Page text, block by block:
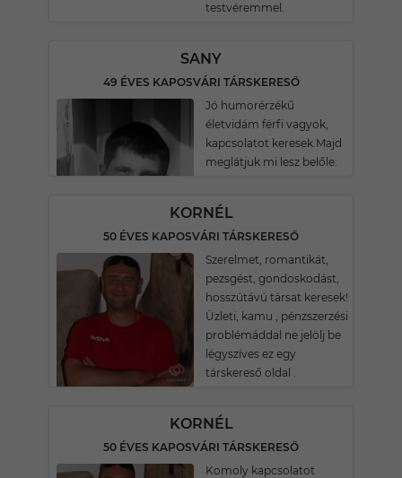
testvéremmel.
SANY
49 ÉVES KAPOSVÁRI TÁRSKERESŐ
Jó humorérzékű
életvidám férfi vagyok,
kapcsolatot keresek.Majd
meglátjuk mi lesz belőle.
KORNÉL
50 ÉVES KAPOSVÁRI TÁRSKERESŐ
Szerelmet, romantikát,
pezsgést, gondoskodást,
hosszútávú társat keresek!
Üzleti, kamu , pénzszerzési
problémáddal ne jelölj be
légyszíves ez egy
társkereső oldal .
KORNÉL
50 ÉVES KAPOSVÁRI TÁRSKERESŐ
Komoly kapcsolatot